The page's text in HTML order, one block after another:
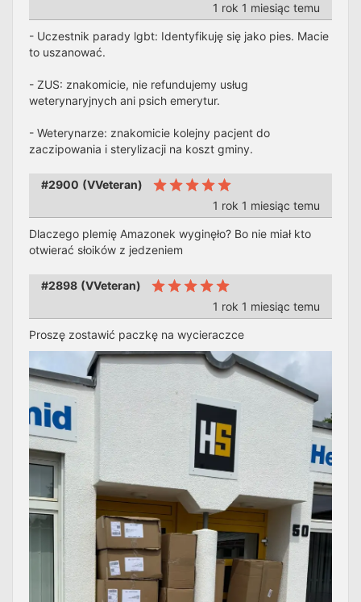
1 rok 1 miesiąc temu
- Uczestnik parady lgbt: Identyfikuję się jako pies. Macie
to uszanować.
- ZUS: znakomicie, nie refundujemy usług
weterynaryjnych ani psich emerytur.
- Weterynarze: znakomicie kolejny pacjent do
zaczipowania i sterylizacji na koszt gminy.
#2900 (VVeteran)
1 rok 1 miesiąc temu
Dlaczego plemię Amazonek wyginęło? Bo nie miał kto
otwierać słoików z jedzeniem
#2898 (VVeteran)
1 rok 1 miesiąc temu
Proszę zostawić paczkę na wycieraczce